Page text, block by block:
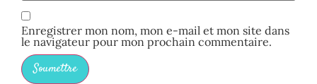
Enregistrer mon nom, mon e-mail et mon site dans
le navigateur pour mon prochain commentaire.